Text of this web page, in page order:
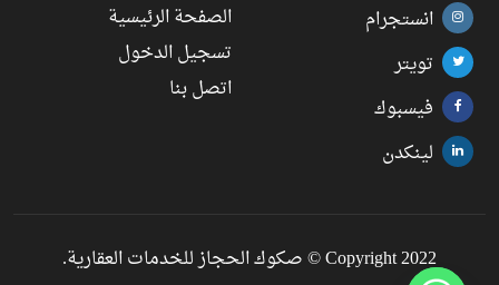
انستجرام
تويتر
فيسبوك
لينكدن
الصفحة الرئيسية
تسجيل الدخول
اتصل بنا
Copyright 2022 © صكوك الحجاز للخدمات العقارية.